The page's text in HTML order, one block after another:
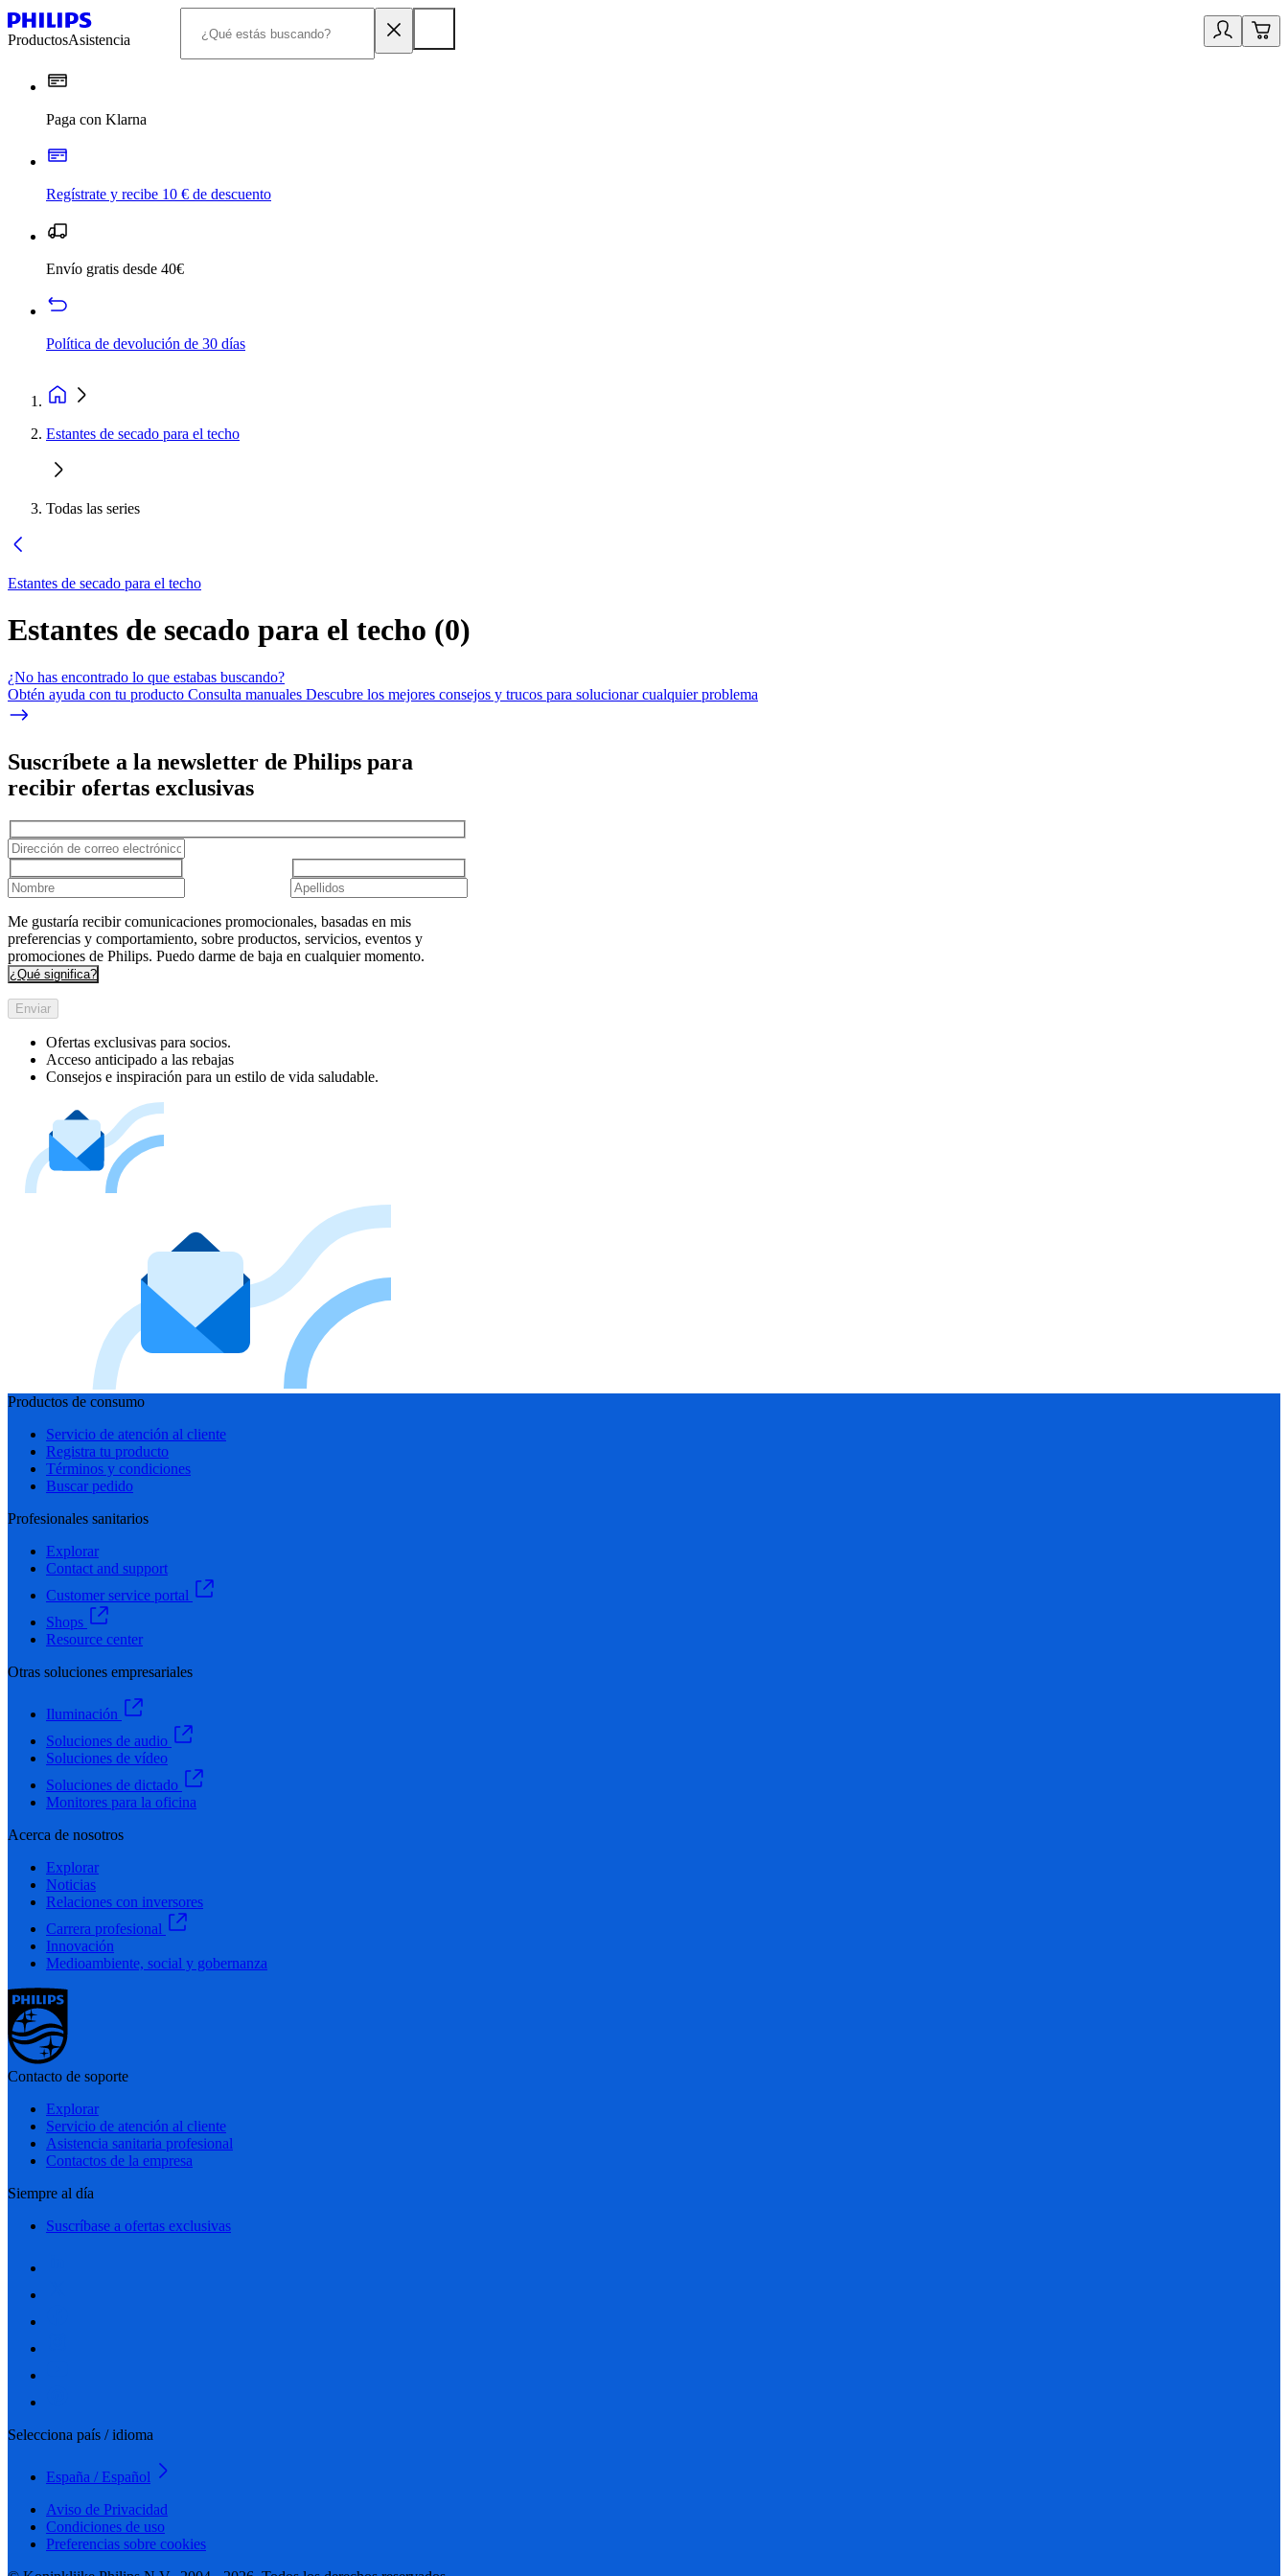
ProductosAsistencia
Paga con Klarna
Regístrate y recibe 10 € de descuento
Envío gratis desde 40€
Política de devolución de 30 días
Estantes de secado para el techo
Todas las series
Estantes de secado para el techo
Estantes de secado para el techo (0)
¿No has encontrado lo que estabas buscando?
Obtén ayuda con tu producto Consulta manuales Descubre los mejores consejos y trucos para solucionar cualquier problema
Suscríbete a la newsletter de Philips para
recibir ofertas exclusivas
Me gustaría recibir comunicaciones promocionales, basadas en mis
preferencias y comportamiento, sobre productos, servicios, eventos y
promociones de Philips. Puedo darme de baja en cualquier momento.
¿Qué significa?
Enviar
Ofertas exclusivas para socios.
Acceso anticipado a las rebajas
Consejos e inspiración para un estilo de vida saludable.
Productos de consumo
Servicio de atención al cliente
Registra tu producto
Términos y condiciones
Buscar pedido
Profesionales sanitarios
Explorar
Contact and support
Customer service portal
Shops
Resource center
Otras soluciones empresariales
Iluminación
Soluciones de audio
Soluciones de vídeo
Soluciones de dictado
Monitores para la oficina
Acerca de nosotros
Explorar
Noticias
Relaciones con inversores
Carrera profesional
Innovación
Medioambiente, social y gobernanza
Contacto de soporte
Explorar
Servicio de atención al cliente
Asistencia sanitaria profesional
Contactos de la empresa
Siempre al día
Suscríbase a ofertas exclusivas
Selecciona país / idioma
España / Español
Aviso de Privacidad
Condiciones de uso
Preferencias sobre cookies